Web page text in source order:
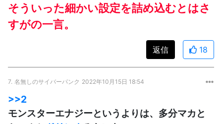
そういった細かい設定を詰め込むとはさ
すがの一言。
返信 18
7. 名無しのサイバーパンク 2022年10月15日 18:54
>>2
モンスターエナジーというよりは、多分マカと